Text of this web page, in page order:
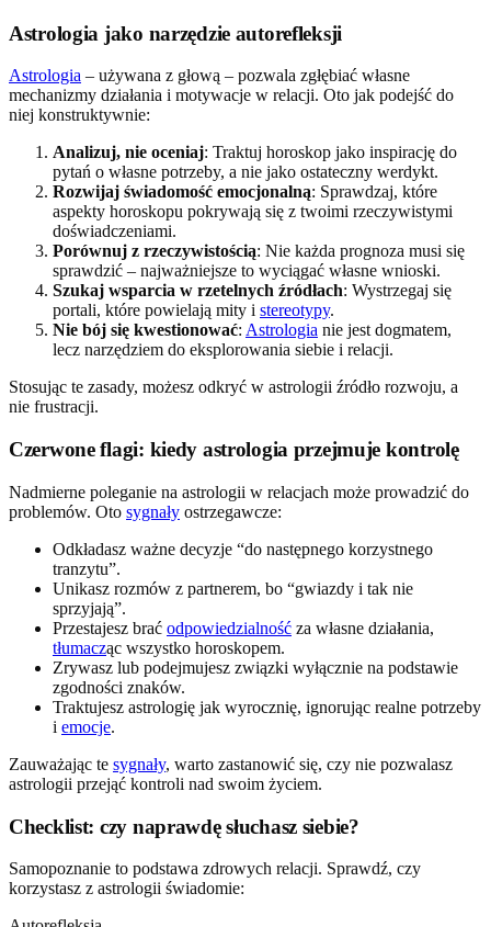
Astrologia jako narzędzie autorefleksji
Astrologia – używana z głową – pozwala zgłębiać własne
mechanizmy działania i motywacje w relacji. Oto jak podejść do
niej konstruktywnie:
Analizuj, nie oceniaj: Traktuj horoskop jako inspirację do
pytań o własne potrzeby, a nie jako ostateczny werdykt.
Rozwijaj świadomość emocjonalną: Sprawdzaj, które
aspekty horoskopu pokrywają się z twoimi rzeczywistymi
doświadczeniami.
Porównuj z rzeczywistością: Nie każda prognoza musi się
sprawdzić – najważniejsze to wyciągać własne wnioski.
Szukaj wsparcia w rzetelnych źródłach: Wystrzegaj się
portali, które powielają mity i stereotypy.
Nie bój się kwestionować: Astrologia nie jest dogmatem,
lecz narzędziem do eksplorowania siebie i relacji.
Stosując te zasady, możesz odkryć w astrologii źródło rozwoju, a
nie frustracji.
Czerwone flagi: kiedy astrologia przejmuje kontrolę
Nadmierne poleganie na astrologii w relacjach może prowadzić do
problemów. Oto sygnały ostrzegawcze:
Odkładasz ważne decyzje “do następnego korzystnego
tranzytu”.
Unikasz rozmów z partnerem, bo “gwiazdy i tak nie
sprzyjają”.
Przestajesz brać odpowiedzialność za własne działania,
tłumacząc wszystko horoskopem.
Zrywasz lub podejmujesz związki wyłącznie na podstawie
zgodności znaków.
Traktujesz astrologię jak wyrocznię, ignorując realne potrzeby
i emocje.
Zauważając te sygnały, warto zastanowić się, czy nie pozwalasz
astrologii przejąć kontroli nad swoim życiem.
Checklist: czy naprawdę słuchasz siebie?
Samopoznanie to podstawa zdrowych relacji. Sprawdź, czy
korzystasz z astrologii świadomie: